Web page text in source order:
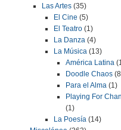
Las Artes (35)
El Cine (5)
El Teatro (1)
La Danza (4)
La Música (13)
América Latina
Doodle Chaos
Para el Alma (1)
Playing For
(1)
La Poesía (14)